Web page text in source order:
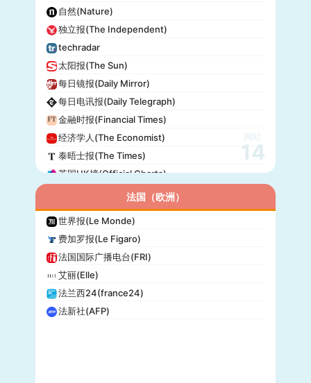
自然(Nature)
独立报(The Independent)
techradar
太阳报(The Sun)
每日镜报(Daily Mirror)
每日电讯报(Daily Telegraph)
金融时报(Financial Times)
经济学人(The Economist)
泰晤士报(The Times)
英国UK榜(Official Charts)
网站
14
法国（欧洲）
世界报(Le Monde)
费加罗报(Le Figaro)
法国国际广播电台(FRI)
艾丽(Elle)
法兰西24(france24)
法新社(AFP)